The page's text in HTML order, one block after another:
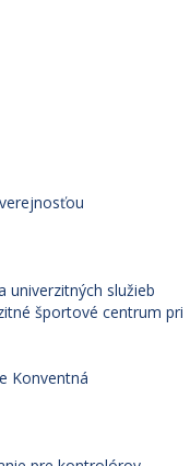
univerzitných služieb
športové centrum pri
Konventná